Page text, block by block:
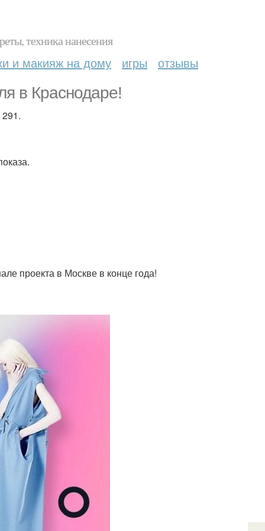
техника нанесения
и макияж на дому игры отзывы
в Краснодаре!
проекта в Москве в конце года!